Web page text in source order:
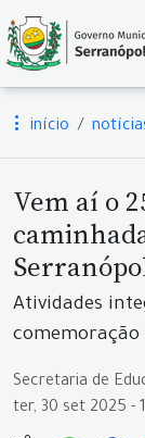
início
Vem aí o
Atividades
Secretaria de
ter, 30 set 2025 -